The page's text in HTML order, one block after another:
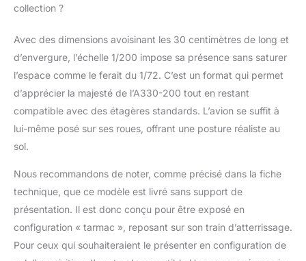
collection ?
Avec des dimensions avoisinant les 30 centimètres de long et
d’envergure, l’échelle 1/200 impose sa présence sans saturer
l’espace comme le ferait du 1/72. C’est un format qui permet
d’apprécier la majesté de l’A330-200 tout en restant
compatible avec des étagères standards. L’avion se suffit à
lui-même posé sur ses roues, offrant une posture réaliste au
sol.
Nous recommandons de noter, comme précisé dans la fiche
technique, que ce modèle est livré sans support de
présentation. Il est donc conçu pour être exposé en
configuration « tarmac », reposant sur son train d’atterrissage.
Pour ceux qui souhaiteraient le présenter en configuration de